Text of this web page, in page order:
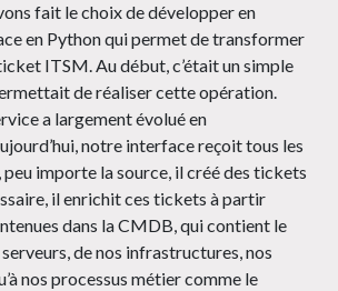
fait le choix de développer en
en Python qui permet de transformer
ITSM. Au début, c’était un simple
de réaliser cette opération.
a largement évolué en
notre interface reçoit tous les
peu importe la source, il créé des tickets
il enrichit ces tickets à partir
dans la CMDB, qui contient le
de nos infrastructures, nos
nos processus métier comme le